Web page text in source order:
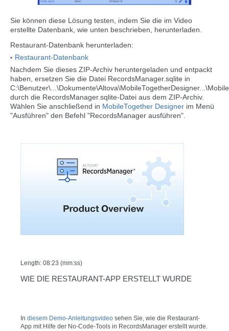
Sie können diese Lösung testen, indem Sie die im Video
erstellte Datenbank, wie unten beschrieben, herunterladen.
Restaurant-Datenbank herunterladen:
Restaurant-Datenbank
Nachdem Sie dieses ZIP-Archiv heruntergeladen und entpackt
haben, ersetzen Sie die Datei RecordsManager.sqlite in
durch die RecordsManager.sqlite-Datei aus dem ZIP-Archiv.
Wählen Sie anschließend in MobileTogether Designer im Menü
"Ausführen" den Befehl "RecordsManager ausführen".
Length: 08:23 (mm:ss)
WIE DIE RESTAURANT-APP ERSTELLT WURDE
In diesem Demo-Anleitungsvideo sehen Sie, wie die Restaurant-
App mit Hilfe der No-Code-Tools in RecordsManager erstellt wurde.